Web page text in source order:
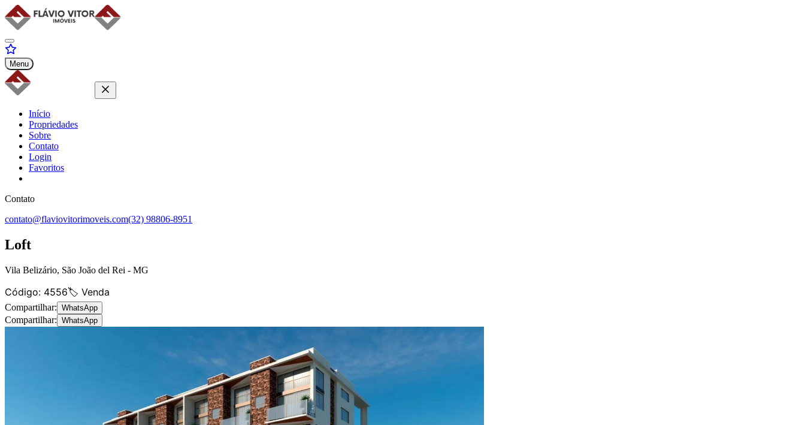
Menu
Início
Propriedades
Sobre
Contato
Login
Favoritos
Contato
contato@flaviovitorimoveis.com(32) 98806-8951
Loft
Vila Belizário, São João del Rei - MG
Código: 4556🏷️ Venda
Compartilhar: WhatsApp
Compartilhar: WhatsApp